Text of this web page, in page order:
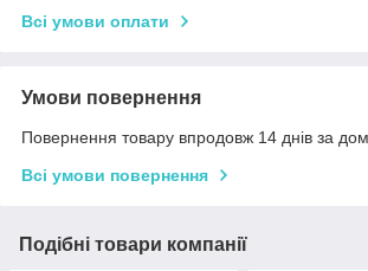
Всі умови оплати
Умови повернення
Повернення товару впродовж 14 днів за
Всі умови повернення
Подібні товари компанії